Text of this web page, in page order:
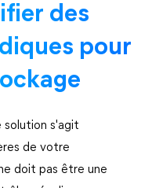
des
pour
solution s'agit
de votre
doit pas être une